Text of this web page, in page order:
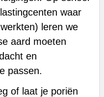
waar
leren we
aard moeten
en
passen.
of laat je poriën